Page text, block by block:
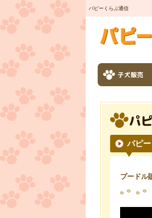
パピーくらぶ通信
子犬販売
パ
パピ
プードル